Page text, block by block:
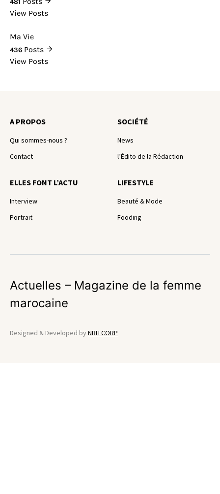
View Posts
Ma Vie
436 Posts
View Posts
A PROPOS
Qui sommes-nous ?
Contact
SOCIÉTÉ
News
l’Édito de la Rédaction
ELLES FONT L’ACTU
Interview
Portrait
LIFESTYLE
Beauté & Mode
Fooding
Actuelles – Magazine de la femme
marocaine
Designed & Developed byNBH CORP